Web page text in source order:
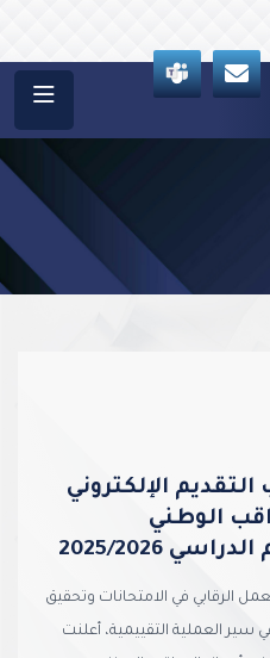
التقديم الإلكتروني
الوطني
2025/2026
الرقابي في الامتحانات وتحقيق
سير العملية التقييمية، أعلنت